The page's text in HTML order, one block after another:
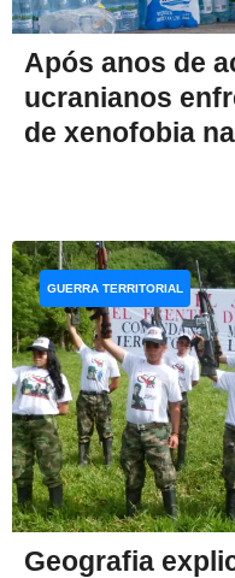
Após anos de
ucranianos
de xenofobia
Geografia
GUERRA TERRITORIAL